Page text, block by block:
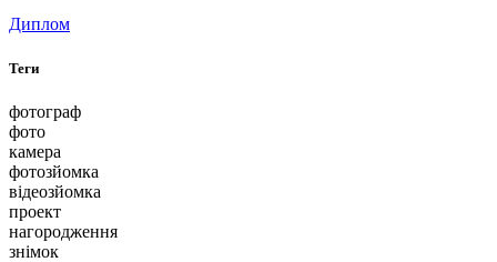
Диплом
Теги
фотограф
фото
камера
фотозйомка
відеозйомка
проект
нагородження
знімок